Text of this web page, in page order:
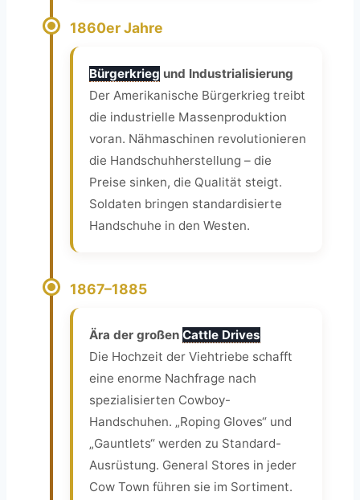
1860er Jahre
Bürgerkrieg und Industrialisierung
Der Amerikanische Bürgerkrieg treibt
die industrielle Massenproduktion
voran. Nähmaschinen revolutionieren
die Handschuhherstellung – die
Preise sinken, die Qualität steigt.
Soldaten bringen standardisierte
Handschuhe in den Westen.
1867–1885
Ära der großen Cattle Drives
Die Hochzeit der Viehtriebe schafft
eine enorme Nachfrage nach
spezialisierten Cowboy-
Handschuhen. „Roping Gloves“ und
„Gauntlets“ werden zu Standard-
Ausrüstung. General Stores in jeder
Cow Town führen sie im Sortiment.